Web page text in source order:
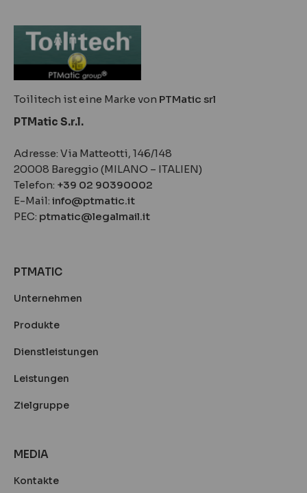
Toilitech ist eine Marke von PTMatic srl
PTMatic S.r.l.
Adresse: Via Matteotti, 146/148
20008 Bareggio (MILANO – ITALIEN)
Telefon: +39 02 90390002
E-Mail: info@ptmatic.it
PEC: ptmatic@legalmail.it
PTMATIC
Unternehmen
Produkte
Dienstleistungen
Leistungen
Zielgruppe
MEDIA
Kontakte